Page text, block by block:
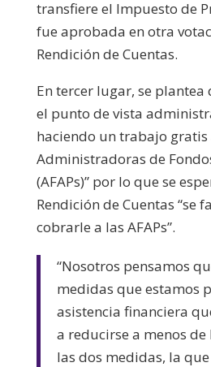
transfiere el Impuesto de
fue aprobada en otra
Rendición de Cuentas.
En tercer lugar, se plantea
el punto de vista
haciendo un trabajo gratis
Administradoras de
(AFAPs)” por lo que se
Rendición de Cuentas “se
cobrarle a las AFAPs”.
“Nosotros pensamos
medidas que estamos
asistencia financiera
a reducirse a menos de
las dos medidas, la